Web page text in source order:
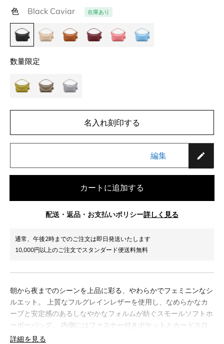
4.9
と
評
価
価
格
色
Black Caviar 在庫あり
数量限定
名入れ刻印する
編集
カートに追加する
配送・返品・お支払いポリシー詳しく見る
通常、午後2時までのご注文は即日発送いたします
10,000円以上のご注文でスタンダード便送料無料
朝から夜までのシーンを上品に彩る、やわらかでフェミニンなシ
ルエット。 上質なフルグレインレザーを使用し、なめらかなカ
ーブと安定感のあるしなやかなフォルムが紡ぐスモールソフトホ
ーボーバッグ。 内側にはファスナー付きポケットとカードスロ
ット、外側にはSABRÉMOJI™チャームを取り付けられる専用の
詳細を見る